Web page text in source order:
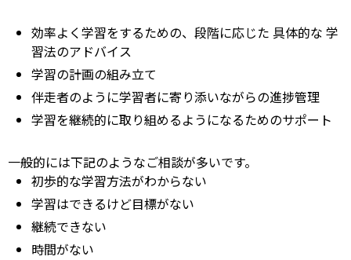
効率よく学習をするための、段階に応じた 具体的な 学
習法のアドバイス
学習の計画の組み立て
伴走者のように学習者に寄り添いながらの進捗管理
学習を継続的に取り組めるようになるためのサポート
一般的には下記のようなご相談が多いです。
初歩的な学習方法がわからない
学習はできるけど目標がない
継続できない
時間がない